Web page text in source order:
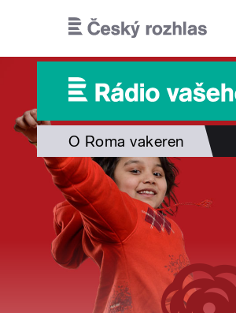
O Roma vakeren